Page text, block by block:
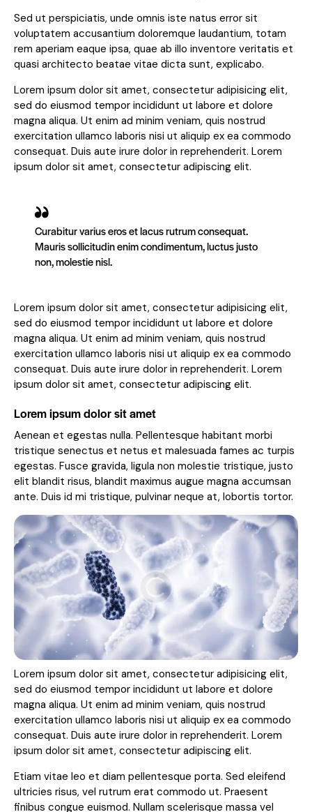
Sed ut perspiciatis, unde omnis iste natus error sit
voluptatem accusantium doloremque laudantium, totam
rem aperiam eaque ipsa, quae ab illo inventore veritatis et
quasi architecto beatae vitae dicta sunt, explicabo.
Lorem ipsum dolor sit amet, consectetur adipisicing elit,
sed do eiusmod tempor incididunt ut labore et dolore
magna aliqua. Ut enim ad minim veniam, quis nostrud
exercitation ullamco laboris nisi ut aliquip ex ea commodo
consequat. Duis aute irure dolor in reprehenderit. Lorem
ipsum dolor sit amet, consectetur adipiscing elit.
Curabitur varius eros et lacus rutrum consequat.
Mauris sollicitudin enim condimentum, luctus justo
non, molestie nisl.
Lorem ipsum dolor sit amet, consectetur adipisicing elit,
sed do eiusmod tempor incididunt ut labore et dolore
magna aliqua. Ut enim ad minim veniam, quis nostrud
exercitation ullamco laboris nisi ut aliquip ex ea commodo
consequat. Duis aute irure dolor in reprehenderit. Lorem
ipsum dolor sit amet, consectetur adipiscing elit.
Lorem ipsum dolor sit amet
Aenean et egestas nulla. Pellentesque habitant morbi
tristique senectus et netus et malesuada fames ac turpis
egestas. Fusce gravida, ligula non molestie tristique, justo
elit blandit risus, blandit maximus augue magna accumsan
ante. Duis id mi tristique, pulvinar neque at, lobortis tortor.
Lorem ipsum dolor sit amet, consectetur adipisicing elit,
sed do eiusmod tempor incididunt ut labore et dolore
magna aliqua. Ut enim ad minim veniam, quis nostrud
exercitation ullamco laboris nisi ut aliquip ex ea commodo
consequat. Duis aute irure dolor in reprehenderit. Lorem
ipsum dolor sit amet, consectetur adipiscing elit.
Etiam vitae leo et diam pellentesque porta. Sed eleifend
ultricies risus, vel rutrum erat commodo ut. Praesent
finibus congue euismod. Nullam scelerisque massa vel